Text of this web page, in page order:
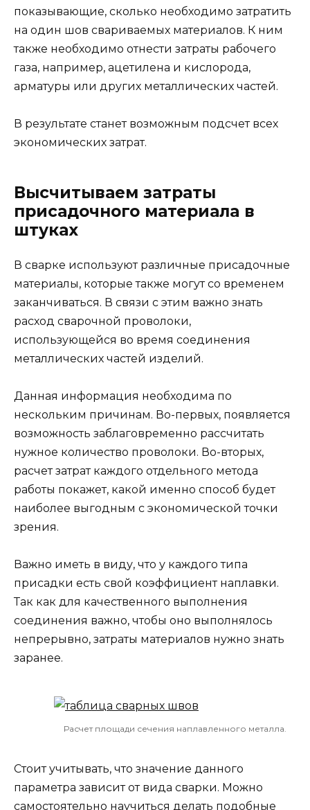
показывающие, сколько необходимо затратить
на один шов свариваемых материалов. К ним
также необходимо отнести затраты рабочего
газа, например, ацетилена и кислорода,
арматуры или других металлических частей.
В результате станет возможным подсчет всех
экономических затрат.
Высчитываем затраты
присадочного материала в
штуках
В сварке используют различные присадочные
материалы, которые также могут со временем
заканчиваться. В связи с этим важно знать
расход сварочной проволоки,
использующейся во время соединения
металлических частей изделий.
Данная информация необходима по
нескольким причинам. Во-первых, появляется
возможность заблаговременно рассчитать
нужное количество проволоки. Во-вторых,
расчет затрат каждого отдельного метода
работы покажет, какой именно способ будет
наиболее выгодным с экономической точки
зрения.
Важно иметь в виду, что у каждого типа
присадки есть свой коэффициент наплавки.
Так как для качественного выполнения
соединения важно, чтобы оно выполнялось
непрерывно, затраты материалов нужно знать
заранее.
Расчет площади сечения наплавленного металла.
Стоит учитывать, что значение данного
параметра зависит от вида сварки. Можно
самостоятельно научиться делать подобные